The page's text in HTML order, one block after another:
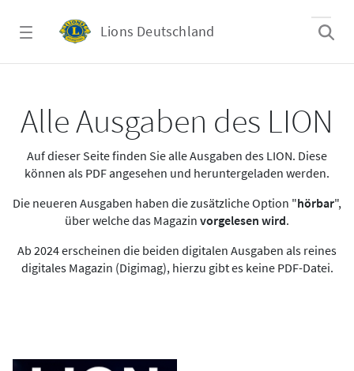
Lions Deutschland
Alle Ausgaben des LION
Auf dieser Seite finden Sie alle Ausgaben des LION. Diese
können als PDF angesehen und heruntergeladen werden.
Die neueren Ausgaben haben die zusätzliche Option "hörbar",
über welche das Magazin vorgelesen wird.
Ab 2024 erscheinen die beiden digitalen Ausgaben als reines
digitales Magazin (Digimag), hierzu gibt es keine PDF-Datei.